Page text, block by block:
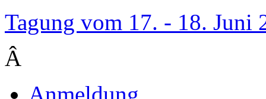
Tagung vom 17. - 18. Juni
Â